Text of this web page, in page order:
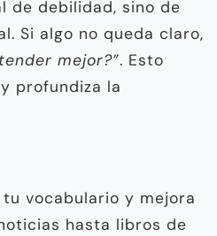
de debilidad, sino de
Si algo no queda claro,
mejor?”. Esto
profundiza la
vocabulario y mejora
hasta libros de